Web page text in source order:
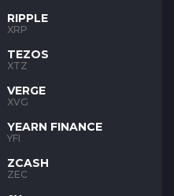
RIPPLE
XRP
TEZOS
XTZ
VERGE
XVG
YEARN FINANCE
YFI
ZCASH
ZEC